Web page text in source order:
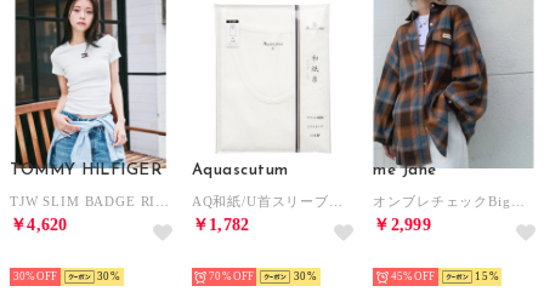
TOMMY HILFIGER
￥4,620
30% 30
Aquascutum
￥1,782
70% 30
me Jane
￥2,999
45% 15